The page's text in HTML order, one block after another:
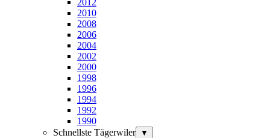
2010
2008
2006
2004
2002
2000
1998
1996
1994
1992
1990
Schnellste Tägerwiler
▼